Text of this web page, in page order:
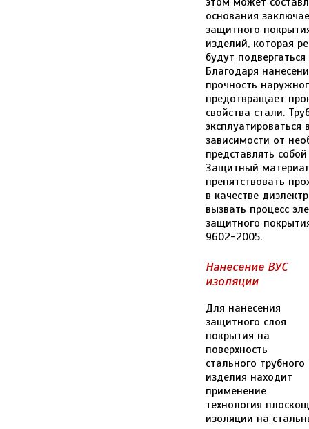
основания
защитного
изделий, которая
будут
Благодаря
прочность
предотвращает
свойства стали.
зависимости от
представлять
Защитный
препятствовать
в качестве
вызвать процесс
защитного
9602-2005.
Нанесение ВУС
изоляции
Для нанесения
защитного слоя
покрытия на
поверхность
стального трубного
изделия находит
применение
технология
изоляции на